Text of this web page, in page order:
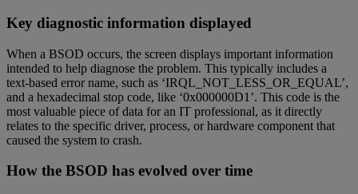
Key diagnostic information displayed
When a BSOD occurs, the screen displays important information
intended to help diagnose the problem. This typically includes a
text-based error name, such as ‘IRQL_NOT_LESS_OR_EQUAL’,
and a hexadecimal stop code, like ‘0x000000D1’. This code is the
most valuable piece of data for an IT professional, as it directly
relates to the specific driver, process, or hardware component that
caused the system to crash.
How the BSOD has evolved over time